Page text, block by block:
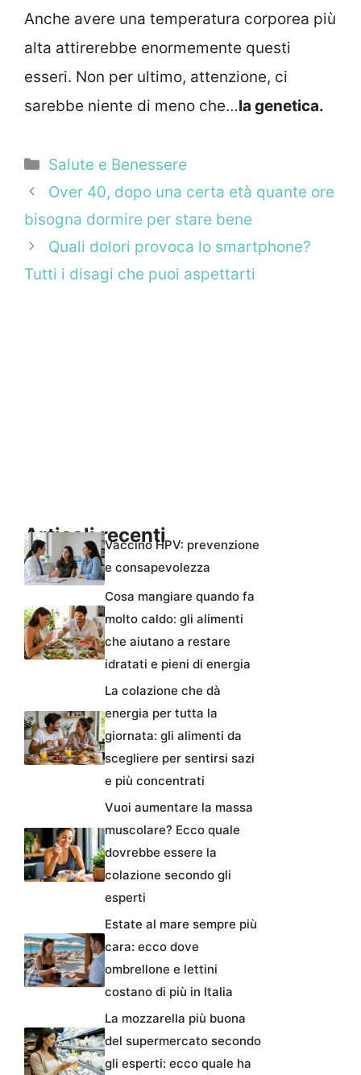
Anche avere una temperatura corporea più
alta attirerebbe enormemente questi
esseri. Non per ultimo, attenzione, ci
sarebbe niente di meno che…la genetica.
Categorie
Salute e Benessere
Over 40, dopo una certa età quante ore
bisogna dormire per stare bene
Quali dolori provoca lo smartphone?
Tutti i disagi che puoi aspettarti
Articoli recentiVaccino HPV: prevenzione
e consapevolezza
Cosa mangiare quando fa
molto caldo: gli alimenti
che aiutano a restare
idratati e pieni di energia
La colazione che dà
energia per tutta la
giornata: gli alimenti da
scegliere per sentirsi sazi
e più concentrati
Vuoi aumentare la massa
muscolare? Ecco quale
dovrebbe essere la
colazione secondo gli
esperti
Estate al mare sempre più
cara: ecco dove
ombrellone e lettini
costano di più in Italia
La mozzarella più buona
del supermercato secondo
gli esperti: ecco quale ha